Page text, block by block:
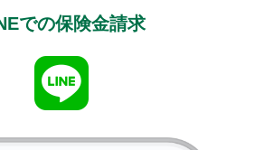
での保険金請求